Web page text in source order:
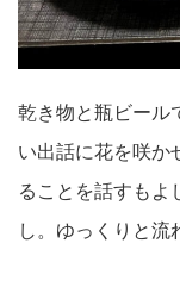
乾き物と瓶ビール
い出話に花を咲か
ることを話すもよ
し。ゆっくりと流